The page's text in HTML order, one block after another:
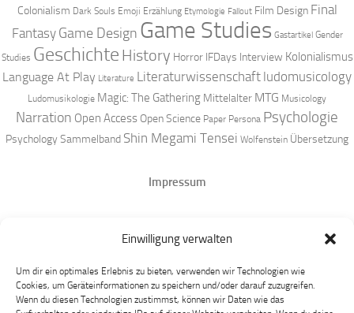
Einwilligung verwalten
Um dir ein optimales Erlebnis zu bieten, verwenden wir Technologien wie
Cookies, um Geräteinformationen zu speichern und/oder darauf zuzugreifen.
Wenn du diesen Technologien zustimmst, können wir Daten wie das
Colonialism Dark Souls Emoji Erzählung Etymologie Fallout Film Design Final
Fantasy Game Design Game Studies Gastartikel Gender
Studies Geschichte History Horror IFDays Interview Kolonialismus
Language At Play Literature Literaturwissenschaft ludomusicology
Ludomusikologie Magic: The Gathering Mittelalter MTG Musicology
Narration Open Access Open Science Paper Persona Psychologie
PsychologySammelband Shin Megami Tensei Wolfenstein Übersetzung
Impressum
Mastodon